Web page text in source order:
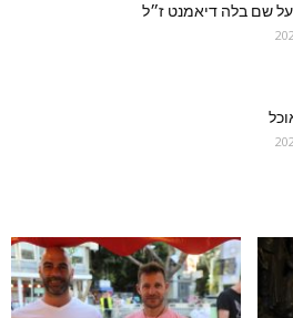
על שם בלה דיאמנט ז״ל